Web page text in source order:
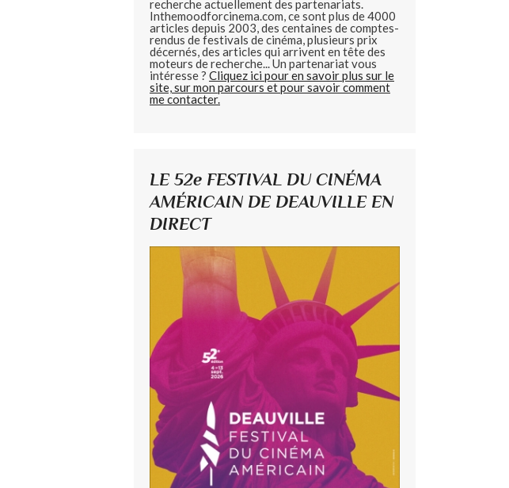
recherche actuellement des partenariats.
Inthemoodforcinema.com, ce sont plus de 4000
articles depuis 2003, des centaines de comptes-
rendus de festivals de cinéma, plusieurs prix
décernés, des articles qui arrivent en tête des
moteurs de recherche... Un partenariat vous
intéresse ? Cliquez ici pour en savoir plus sur le
site, sur mon parcours et pour savoir comment
me contacter.
LE 52e FESTIVAL DU CINÉMA
AMÉRICAIN DE DEAUVILLE EN
DIRECT